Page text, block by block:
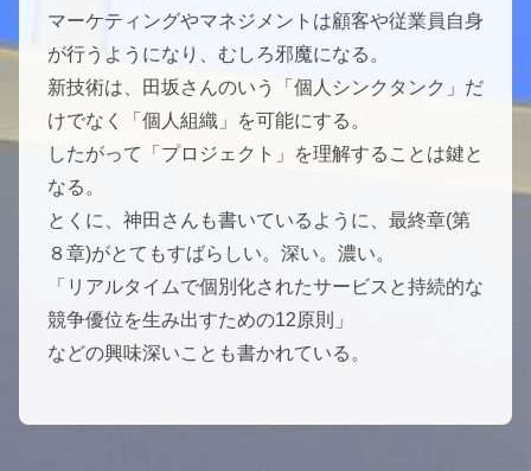
マーケティングやマネジメントは顧客や従業員自身
が行うようになり、むしろ邪魔になる。
新技術は、田坂さんのいう「個人シンクタンク」だ
けでなく「個人組織」を可能にする。
したがって「プロジェクト」を理解することは鍵と
なる。
とくに、神田さんも書いているように、最終章(第
８章)がとてもすばらしい。深い。濃い。
「リアルタイムで個別化されたサービスと持続的な
競争優位を生み出すための12原則」
などの興味深いことも書かれている。